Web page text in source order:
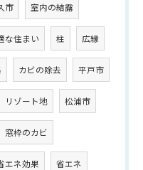
市 室内の結露
な住まい 柱 広縁
カビの除去 平戸市
リゾート地 松浦市
窓枠のカビ
エネ効果 省エネ